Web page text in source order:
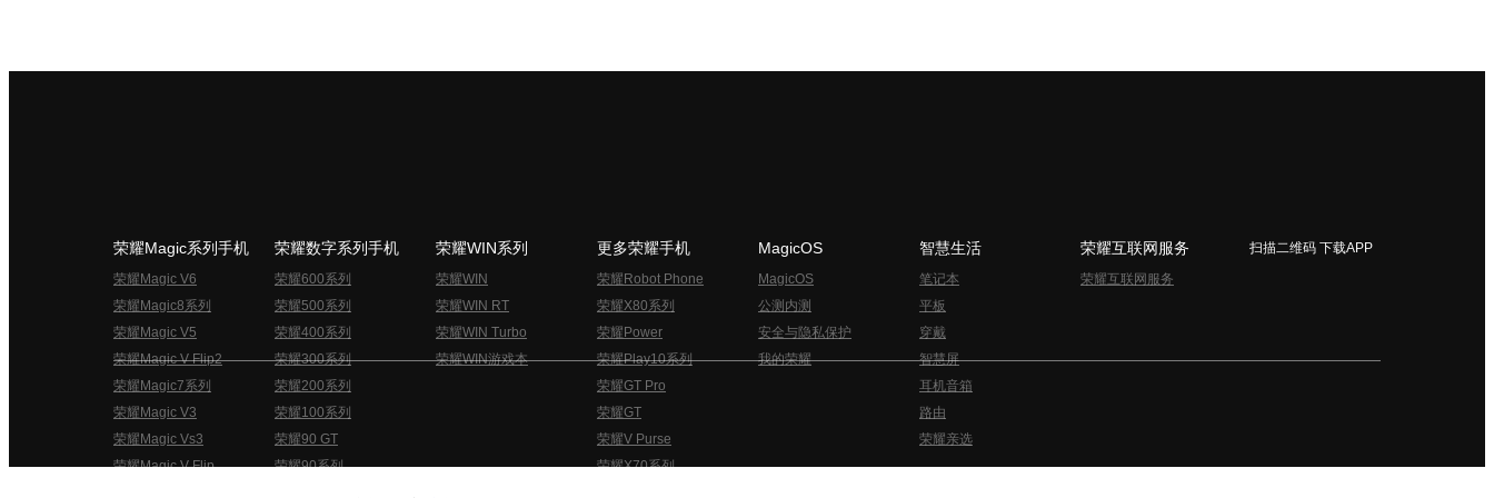
荣耀Magic系列手机
荣耀Magic V6
荣耀Magic8系列
荣耀Magic V5
荣耀Magic V Flip2
荣耀Magic7系列
荣耀Magic V3
荣耀Magic Vs3
荣耀Magic V Flip
荣耀数字系列手机
荣耀600系列
荣耀500系列
荣耀400系列
荣耀300系列
荣耀200系列
荣耀100系列
荣耀90 GT
荣耀90系列
荣耀WIN系列
荣耀WIN
荣耀WIN RT
荣耀WIN Turbo
荣耀WIN游戏本
更多荣耀手机
荣耀Robot Phone
荣耀X80系列
荣耀Power
荣耀Play10系列
荣耀GT Pro
荣耀GT
荣耀V Purse
荣耀X70系列
MagicOS
MagicOS
公测内测
安全与隐私保护
我的荣耀
智慧生活
笔记本
平板
穿戴
智慧屏
耳机音箱
路由
荣耀亲选
荣耀互联网服务
荣耀互联网服务
扫描二维码 下载APP